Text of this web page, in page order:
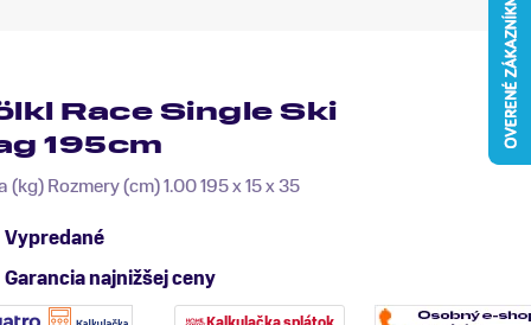
Race Single Ski
195cm
(kg) Rozmery (cm) 1.00 195 x 15 x 35
Vypredané
Garancia najnižšej ceny